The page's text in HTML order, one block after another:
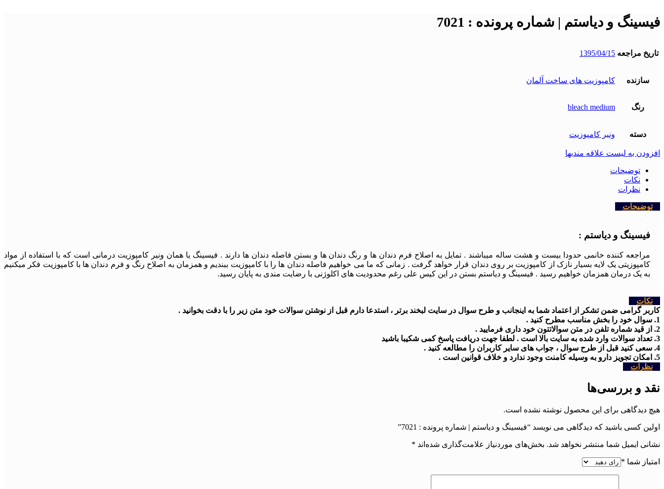
فیسینگ و دیاستم | شماره پرونده : 7021
تاریخ مراجعه 1395/04/15
سازنده کامپوزیت های ساخت آلمان
رنگ bleach medium
دسته ونیر کامپوزیت
افزودن به لیست علاقه مندیها
توضیحات
نکات
نظرات
توضیحات
فیسینگ و دیاستم :
مراجعه کننده خانمی حدودا بیست و هشت ساله میباشند . تمایل به اصلاح فرم دندان ها و رنگ دندان ها و بستن فاصله دندان ها دارند . فیسینگ یا همان ونیر کامپوزیت درمانی است که با استفاده از مواد
کامپوزیتی یک لایه بسیار نازک از کامپوزیت بر روی دندان قرار خواهد گرفت . زمانی که ما می خواهیم فاصله دندان ها را با کامپوزیت ببندیم و همزمان به اصلاح رنگ و فرم دندان ها با کامپوزیت فکر میکنیم
به یک درمان همزمان خواهیم رسید . فیسینگ و دیاستم بستن در این کیس علی رغم محدودیت های اکلوژنی با رضایت مندی به پایان رسید.
نکات
کاربر گرامی ضمن تشکر از اعتماد شما به اینجانب و طرح سوال در سایت لبخند برتر ، استدعا دارم قبل از نوشتن سوالات خود متن زیر را با دقت بخوانید .
1. سوال خود را بخش مناسب مطرح کنید .
2. از قید شماره تلفن در متن سوالاتتون خود داری فرمایید .
3. تعداد سوالات وارد شده به سایت بالا است . لطفا جهت دریافت پاسخ کمی شکیبا باشید
4. سعی کنید قبل از طرح سوال ، جواب های سایر کاربران را مطالعه کنید .
5. امکان تجویز دارو به وسیله کامنت وجود ندارد و خلاف قوانین است .
نظرات
نقد و بررسی‌ها
هیچ دیدگاهی برای این محصول نوشته نشده است.
اولین کسی باشید که دیدگاهی می نویسد “فیسینگ و دیاستم | شماره پرونده : 7021”
نشانی ایمیل شما منتشر نخواهد شد. بخش‌های موردنیاز علامت‌گذاری شده‌اند *
امتیاز شما *